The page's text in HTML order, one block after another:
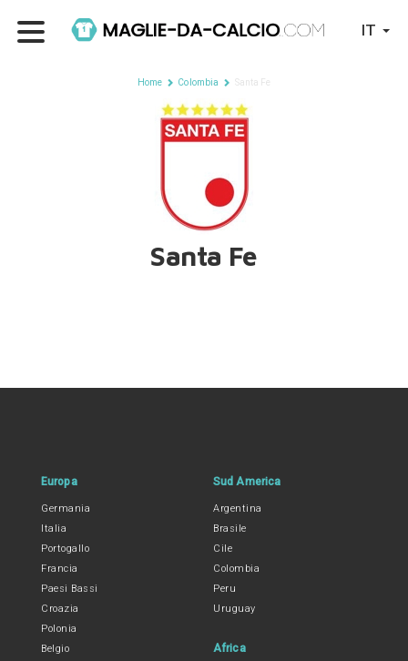
IT
Home Colombia Santa Fe
Santa Fe
Europa
Germania
Italia
Portogallo
Francia
Paesi Bassi
Croazia
Polonia
Belgio
Sud America
Argentina
Brasile
Cile
Colombia
Peru
Uruguay
Africa